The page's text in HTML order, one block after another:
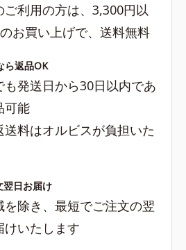
ご利用の方は、3,300円以
のお買い上げで、送料無料
ら返品OK
も発送日から30日以内であ
可能
料はオルビスが負担いた
翌日お届け
を除き、最短でご注文の翌
けいたします